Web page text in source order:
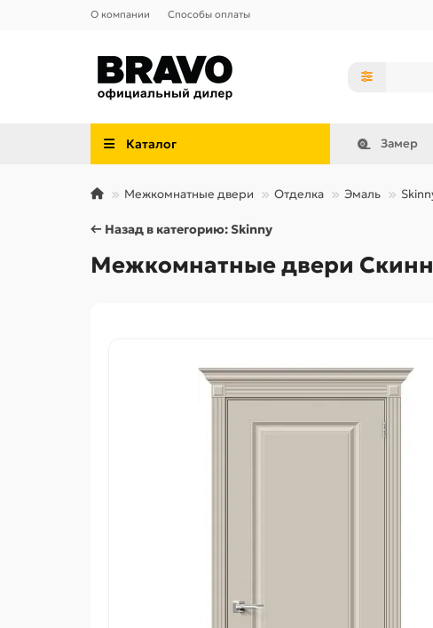
О компании Способы оплаты
Каталог Замер
Межкомнатные двери Отделка Эмаль
← Назад в категорию: Skinny
Межкомнатные двери